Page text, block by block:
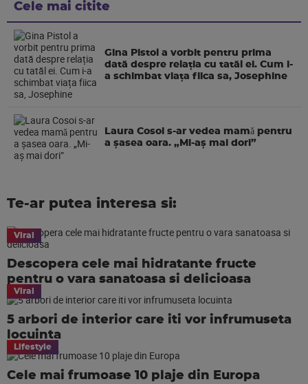
Cele mai citite
Gina Pistol a vorbit pentru prima
dată despre relația cu tatăl ei. Cum i-
a schimbat viața fiica sa, Josephine
Laura Cosoi s-ar vedea mamǎ pentru
a şasea oara. „Mi-aș mai dori”
Te-ar putea interesa si:
Viral
Descopera cele mai hidratante fructe
pentru o vara sanatoasa si delicioasa
Viral
5 arbori de interior care iti vor infrumuseta
locuinta
Lifestyle
Cele mai frumoase 10 plaje din Europa